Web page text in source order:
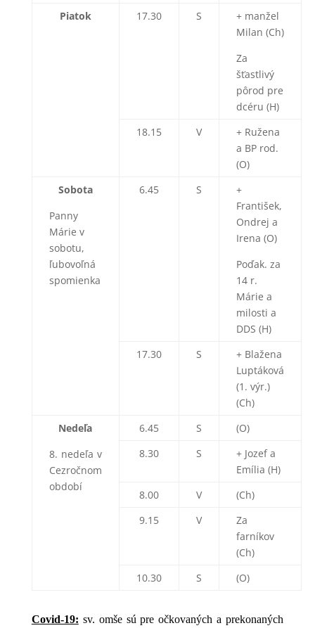
Piatok 17.30 S
+ manžel
Milan (Ch)
Za
šťastlivý
pôrod pre
dcéru (H)
18.15
V
+ Ružena
a BP rod.
(O)
Sobota
Panny
Márie v
sobotu,
ľubovoľná
spomienka
6.45 S
+
František,
Ondrej a
Irena (O)
Poďak. za
14 r.
Márie a
milosti a
DDS (H)
17.30
S
+ Blažena
Luptáková
(1. výr.)
(Ch)
Nedeľa
8. nedeľa v
Cezročnom
období
6.45 S
(O)
8.30
S
+ Jozef a
Emília (H)
8.00
V
(Ch)
9.15
V
Za
farníkov
(Ch)
10.30
S (O)
Covid-19: sv. omše sú pre očkovaných a prekonaných